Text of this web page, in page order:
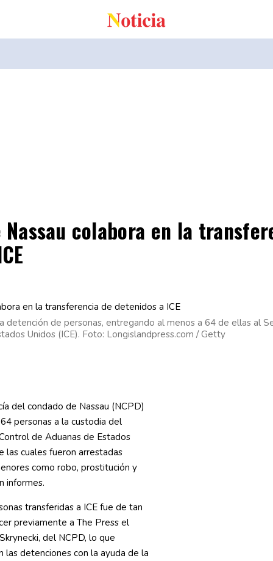
colabora en la
detención de personas, entregando al menos a 64 de ellas al
Unidos (ICE). Foto: Longislandpress.com / Getty
del condado de Nassau (NCPD)
personas a la custodia del
de Aduanas de Estados
las cuales fueron arrestadas
como robo, prostitución y
informes.
transferidas a ICE fue de tan
previamente a The Press el
del NCPD, lo que
las detenciones con la ayuda de la